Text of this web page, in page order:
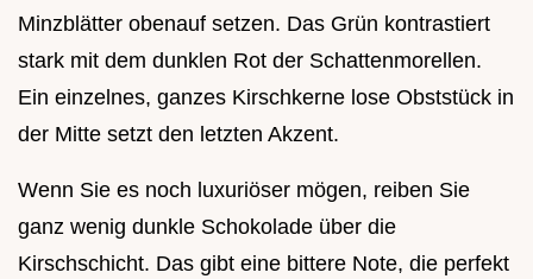
Minzblätter obenauf setzen. Das Grün kontrastiert
stark mit dem dunklen Rot der Schattenmorellen.
Ein einzelnes, ganzes Kirschkerne lose Obststück in
der Mitte setzt den letzten Akzent.
Wenn Sie es noch luxuriöser mögen, reiben Sie
ganz wenig dunkle Schokolade über die
Kirschschicht. Das gibt eine bittere Note, die perfekt